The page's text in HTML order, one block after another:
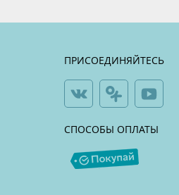
ПРИСОЕДИНЯЙТЕСЬ
СПОСОБЫ ОПЛАТЫ